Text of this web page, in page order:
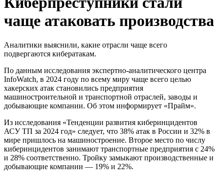
чаще атаковать производства
Аналитики выяснили, какие отрасли чаще всего
подвергаются кибератакам.
По данным исследования экспертно-аналитического центра
InfoWatch, в 2024 году по всему миру чаще всего целью
хакерских атак становились предприятия
машиностроительной и транспортной отраслей, заводы и
добывающие компании. Об этом информирует «Прайм».
Из исследования «Тенденции развития киберинцидентов
АСУ ТП за 2024 год» следует, что 38% атак в России и 32% в
мире пришлось на машиностроение. Второе место по числу
киберинцидентов занимают транспортные предприятия с 24%
и 28% соответственно. Тройку замыкают производственные и
добывающие компании — 19% и 22%.